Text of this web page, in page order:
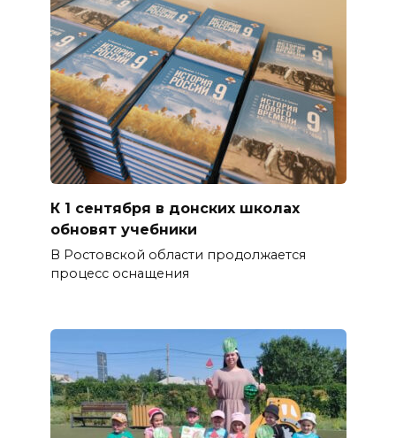
К 1 сентября в донских школах
обновят учебники
В Ростовской области продолжается
процесс оснащения